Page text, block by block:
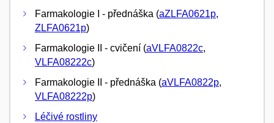
Farmakologie I - přednáška (aZLFA0621p,
ZLFA0621p)
Farmakologie II - cvičení (aVLFA0822c,
VLFA08222c)
Farmakologie II - přednáška (aVLFA0822p,
VLFA08222p)
Léčivé rostliny